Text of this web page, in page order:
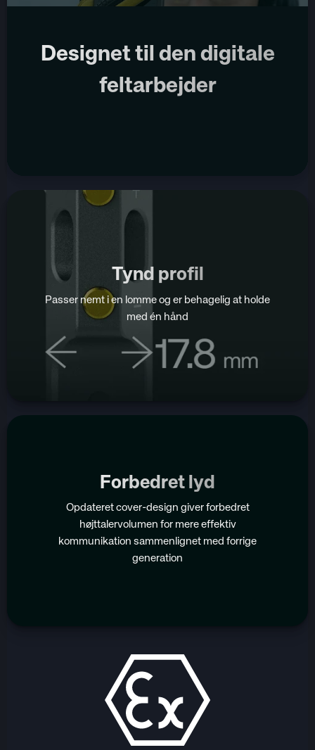
Designet til den digitale
feltarbejder
Tynd profil
Passer nemt i en lomme og er behagelig at holde
med én hånd
Forbedret lyd
Opdateret cover-design giver forbedret
højttalervolumen for mere effektiv
kommunikation sammenlignet med forrige
generation